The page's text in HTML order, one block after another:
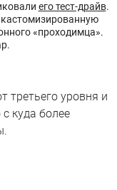
его тест-драйв.
«проходимца».
третьего уровня и
куда более